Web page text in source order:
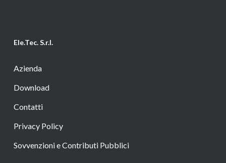
Ele.Tec. S.r.l.
Azienda
Download
Contatti
Privacy Policy
Sovvenzioni e Contributi Pubblici